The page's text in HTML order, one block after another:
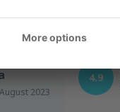
August 2023
4.9